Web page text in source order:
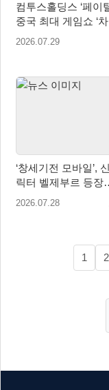
컴투스홀딩스 ‘페이
중국 최대 게임쇼 ‘
이 2026’ 참가
2026.07.29
‘창세기전 모바일’,
릭터 벨제부르 등장
츠 업데이트 실시
2026.07.28
1 2